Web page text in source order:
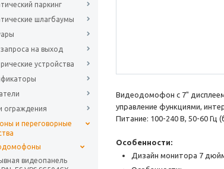
паркинг
шлагбаумы
на выход
устройства
ограждения
и переговорные
видеопанель
Видеодомофон с 7"
управление функциями,
Питание: 100-240 В, 50-60 Гц
Особенности:
Дизайн монитора 7